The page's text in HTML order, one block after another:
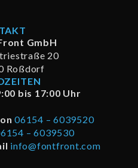
GmbH
20
Roßdorf
bis 17:00 Uhr
06154 – 6039520
– 6039530
info@fontfront.com